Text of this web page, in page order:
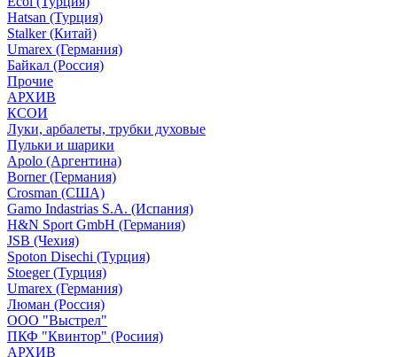
Hatsan (Турция)
Stalker (Китай)
Umarex (Германия)
Байкал (Россия)
Прочие
АРХИВ
КСОИ
Луки, арбалеты, трубки духовые
Пульки и шарики
Apolo (Аргентина)
Borner (Германия)
Crosman (США)
Gamo Indastrias S.A. (Испания)
H&N Sport GmbH (Германия)
JSB (Чехия)
Spoton Disechi (Турция)
Stoeger (Турция)
Umarex (Германия)
Люман (Россия)
ООО "Выстрел"
ПКФ "Квинтор" (Росиия)
АРХИВ